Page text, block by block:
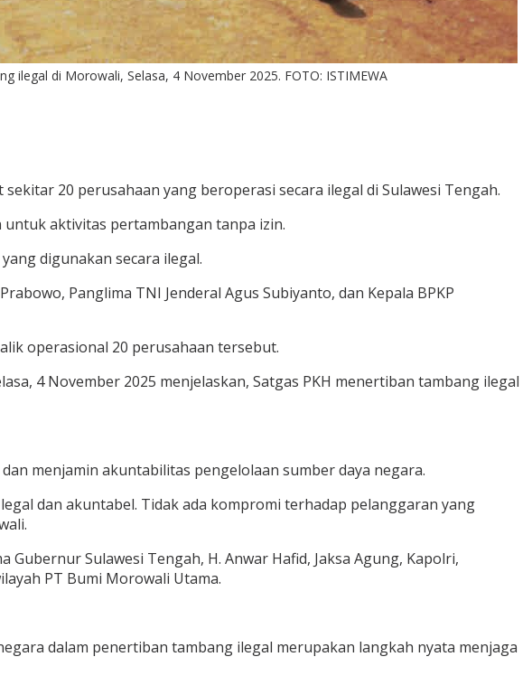
ilegal di Morowali, Selasa, 4 November 2025. FOTO: ISTIMEWA
sekitar 20 perusahaan yang beroperasi secara ilegal di Sulawesi Tengah.
aktivitas pertambangan tanpa izin.
digunakan secara ilegal.
Panglima TNI Jenderal Agus Subiyanto, dan Kepala BPKP
operasional 20 perusahaan tersebut.
4 November 2025 menjelaskan, Satgas PKH menertiban tambang ilegal
menjamin akuntabilitas pengelolaan sumber daya negara.
dan akuntabel. Tidak ada kompromi terhadap pelanggaran yang
Gubernur Sulawesi Tengah, H. Anwar Hafid, Jaksa Agung, Kapolri,
PT Bumi Morowali Utama.
dalam penertiban tambang ilegal merupakan langkah nyata menjaga